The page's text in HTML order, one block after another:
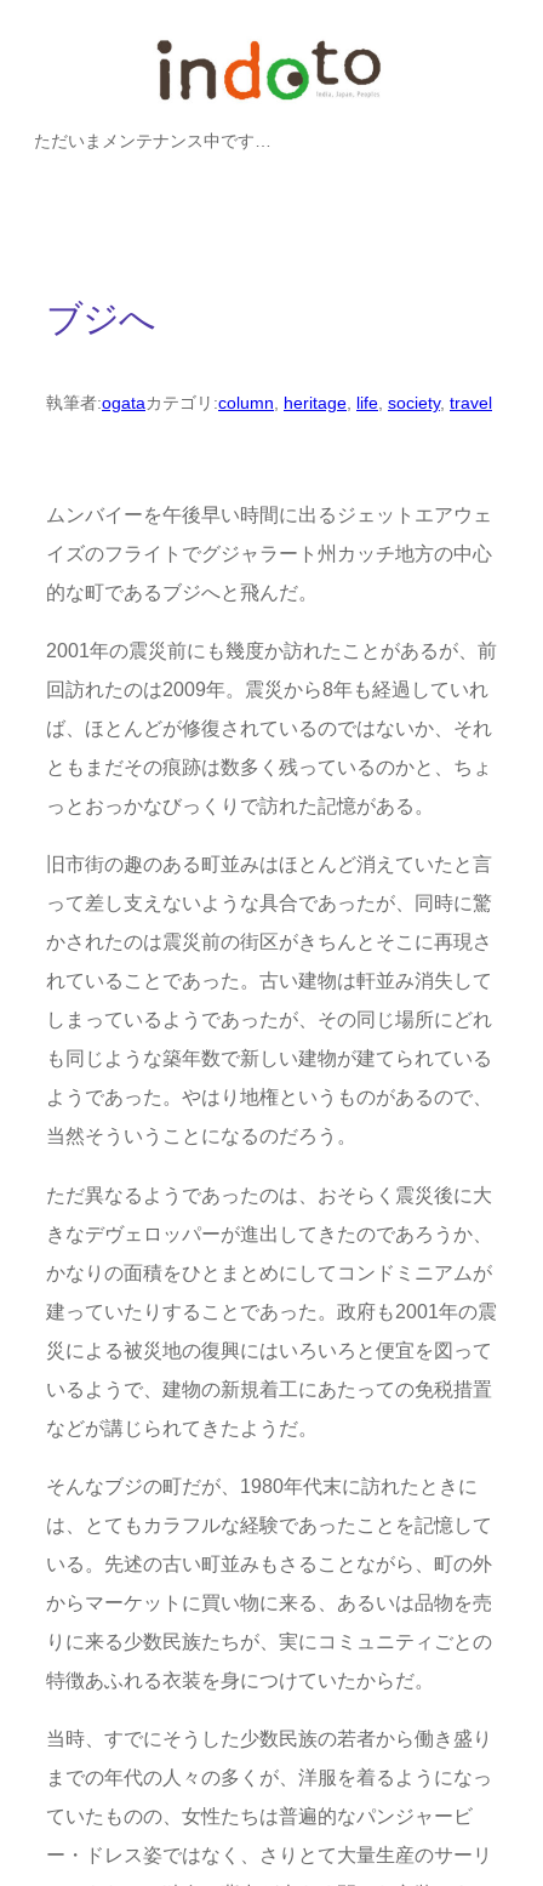
ただいまメンテナンス中です…
ブジへ
執筆者:ogataカテゴリ:column heritage life society, travel
ムンバイーを午後早い時間に出るジェットエアウェ
イズのフライトでグジャラート州カッチ地方の中心
的な町であるブジへと飛んだ。
2001年の震災前にも幾度か訪れたことがあるが、前
回訪れたのは2009年。震災から8年も経過していれ
ば、ほとんどが修復されているのではないか、それ
ともまだその痕跡は数多く残っているのかと、ちょ
っとおっかなびっくりで訪れた記憶がある。
旧市街の趣のある町並みはほとんど消えていたと言
って差し支えないような具合であったが、同時に驚
かされたのは震災前の街区がきちんとそこに再現さ
れていることであった。古い建物は軒並み消失して
しまっているようであったが、その同じ場所にどれ
も同じような築年数で新しい建物が建てられている
ようであった。やはり地権というものがあるので、
当然そういうことになるのだろう。
ただ異なるようであったのは、おそらく震災後に大
きなデヴェロッパーが進出してきたのであろうか、
かなりの面積をひとまとめにしてコンドミニアムが
建っていたりすることであった。政府も2001年の震
災による被災地の復興にはいろいろと便宜を図って
いるようで、建物の新規着工にあたっての免税措置
などが講じられてきたようだ。
そんなブジの町だが、1980年代末に訪れたときに
は、とてもカラフルな経験であったことを記憶して
いる。先述の古い町並みもさることながら、町の外
からマーケットに買い物に来る、あるいは品物を売
りに来る少数民族たちが、実にコミュニティごとの
特徴あふれる衣装を身につけていたからだ。
当時、すでにそうした少数民族の若者から働き盛り
までの年代の人々の多くが、洋服を着るようになっ
ていたものの、女性たちは普遍的なパンジャービ
ー・ドレス姿ではなく、さりとて大量生産のサーリ